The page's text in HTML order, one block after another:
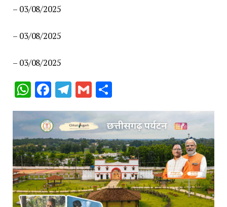
– 03/08/2025
– 03/08/2025
– 03/08/2025
WhatsApp
Facebook
Telegram
Gmail